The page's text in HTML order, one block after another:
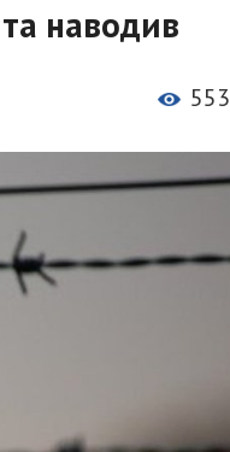
наводив
553